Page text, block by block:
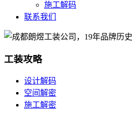
施工解码
联系我们
工装攻略
设计解码
空间解密
施工解密